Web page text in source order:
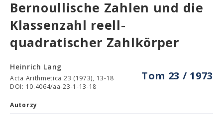
Bernoullische Zahlen und die
Klassenzahl reell-
quadratischer Zahlkörper
Tom 23 / 1973
Heinrich Lang
Acta Arithmetica 23 (1973), 13-18
DOI: 10.4064/aa-23-1-13-18
Autorzy